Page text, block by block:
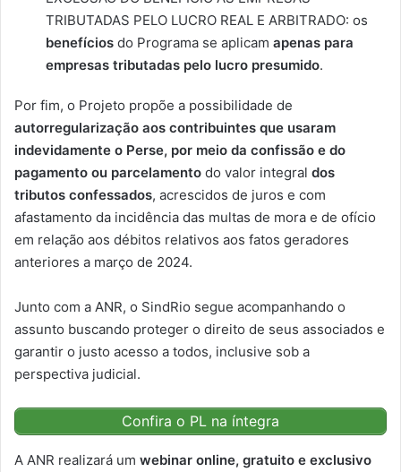
TRIBUTADAS PELO LUCRO REAL E ARBITRADO: os
benefícios do Programa se aplicam apenas para
empresas tributadas pelo lucro presumido.
Por fim, o Projeto propõe a possibilidade de
autorregularização aos contribuintes que usaram
indevidamente o Perse, por meio da confissão e do
pagamento ou parcelamento do valor integral dos
tributos confessados, acrescidos de juros e com
afastamento da incidência das multas de mora e de ofício
em relação aos débitos relativos aos fatos geradores
anteriores a março de 2024.
Junto com a ANR, o SindRio segue acompanhando o
assunto buscando proteger o direito de seus associados e
garantir o justo acesso a todos, inclusive sob a
perspectiva judicial.
Confira o PL na íntegra
A ANR realizará um webinar online, gratuito e exclusivo